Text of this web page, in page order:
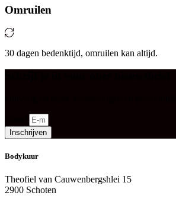
Omruilen
30 dagen bedenktijd, omruilen kan altijd.
Inschrijven
Bodykuur
Theofiel van Cauwenbergshlei 15
2900 Schoten